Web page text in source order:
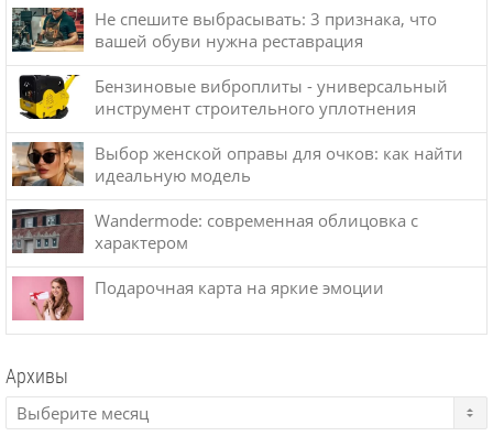
Не спешите выбрасывать: 3 признака, что
вашей обуви нужна реставрация
Бензиновые виброплиты - универсальный
инструмент строительного уплотнения
Выбор женской оправы для очков: как найти
идеальную модель
Wandermode: современная облицовка с
характером
Подарочная карта на яркие эмоции
Архивы